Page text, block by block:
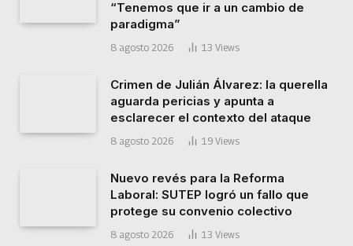
“Tenemos que ir a un cambio de
paradigma”
8 agosto 2026 13 Views
Crimen de Julián Álvarez: la querella
aguarda pericias y apunta a
esclarecer el contexto del ataque
8 agosto 2026 19 Views
Nuevo revés para la Reforma
Laboral: SUTEP logró un fallo que
protege su convenio colectivo
8 agosto 2026 13 Views